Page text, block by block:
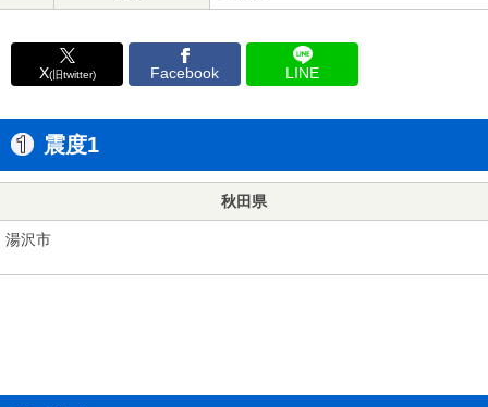
X(旧twitter) Facebook LINE
震度1
秋田県
湯沢市